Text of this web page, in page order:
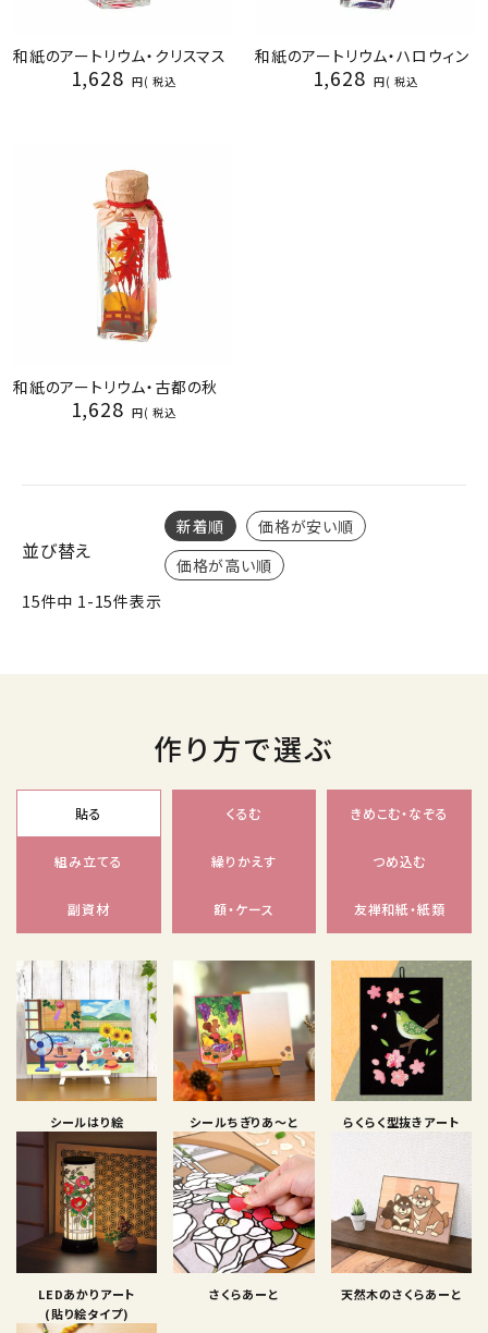
和紙のアートリウム・クリスマス
1,628 税込
和紙のアートリウム・ハロウィン
1,628 税込
和紙のアートリウム・古都の秋
1,628 税込
並び替え
新着順
価格が安い順
価格が高い順
15件中 1-15件表示
作り方で選ぶ
貼る くるむ きめこむ・なぞる
組み立てる 繰りかえす つめ込む
副資材 額・ケース 友禅和紙・紙類
シールはり絵 シールちぎりあ〜と らくらく型抜きアート
LEDあかりアート
(貼り絵タイプ)
さくらあーと 天然木のさくらあーと